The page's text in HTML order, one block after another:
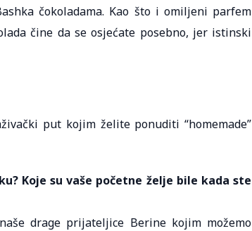
čokoladama. Kao što i omiljeni parfem
čine da se osjećate posebno, jer istinski
put kojim želite ponuditi “homemade”
Koje su vaše početne želje bile kada ste
drage prijateljice Berine kojim možemo